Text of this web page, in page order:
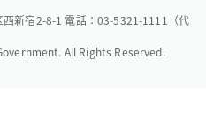
新宿2-8-1 電話：03-5321-1111（代
All Rights Reserved.